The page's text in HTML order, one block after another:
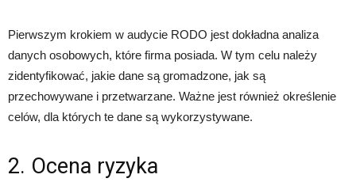
Pierwszym krokiem w audycie RODO jest dokładna analiza
danych osobowych, które firma posiada. W tym celu należy
zidentyfikować, jakie dane są gromadzone, jak są
przechowywane i przetwarzane. Ważne jest również określenie
celów, dla których te dane są wykorzystywane.
2. Ocena ryzyka